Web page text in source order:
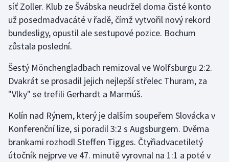
síť Zoller. Klub ze Švábska neudržel doma čisté konto
už posedmadvacáté v řadě, čímž vytvořil nový rekord
bundesligy, opustil ale sestupové pozice. Bochum
zůstala poslední.
Šestý Mönchengladbach remizoval ve Wolfsburgu 2:2.
Dvakrát se prosadil jejich nejlepší střelec Thuram, za
"Vlky" se trefili Gerhardt a Marmúš.
Kolín nad Rýnem, který je dalším soupeřem Slovácka v
Konferenční lize, si poradil 3:2 s Augsburgem. Dvěma
brankami rozhodl Steffen Tigges. Čtyřiadvacetiletý
útočník nejprve ve 47. minutě vyrovnal na 1:1 a poté v